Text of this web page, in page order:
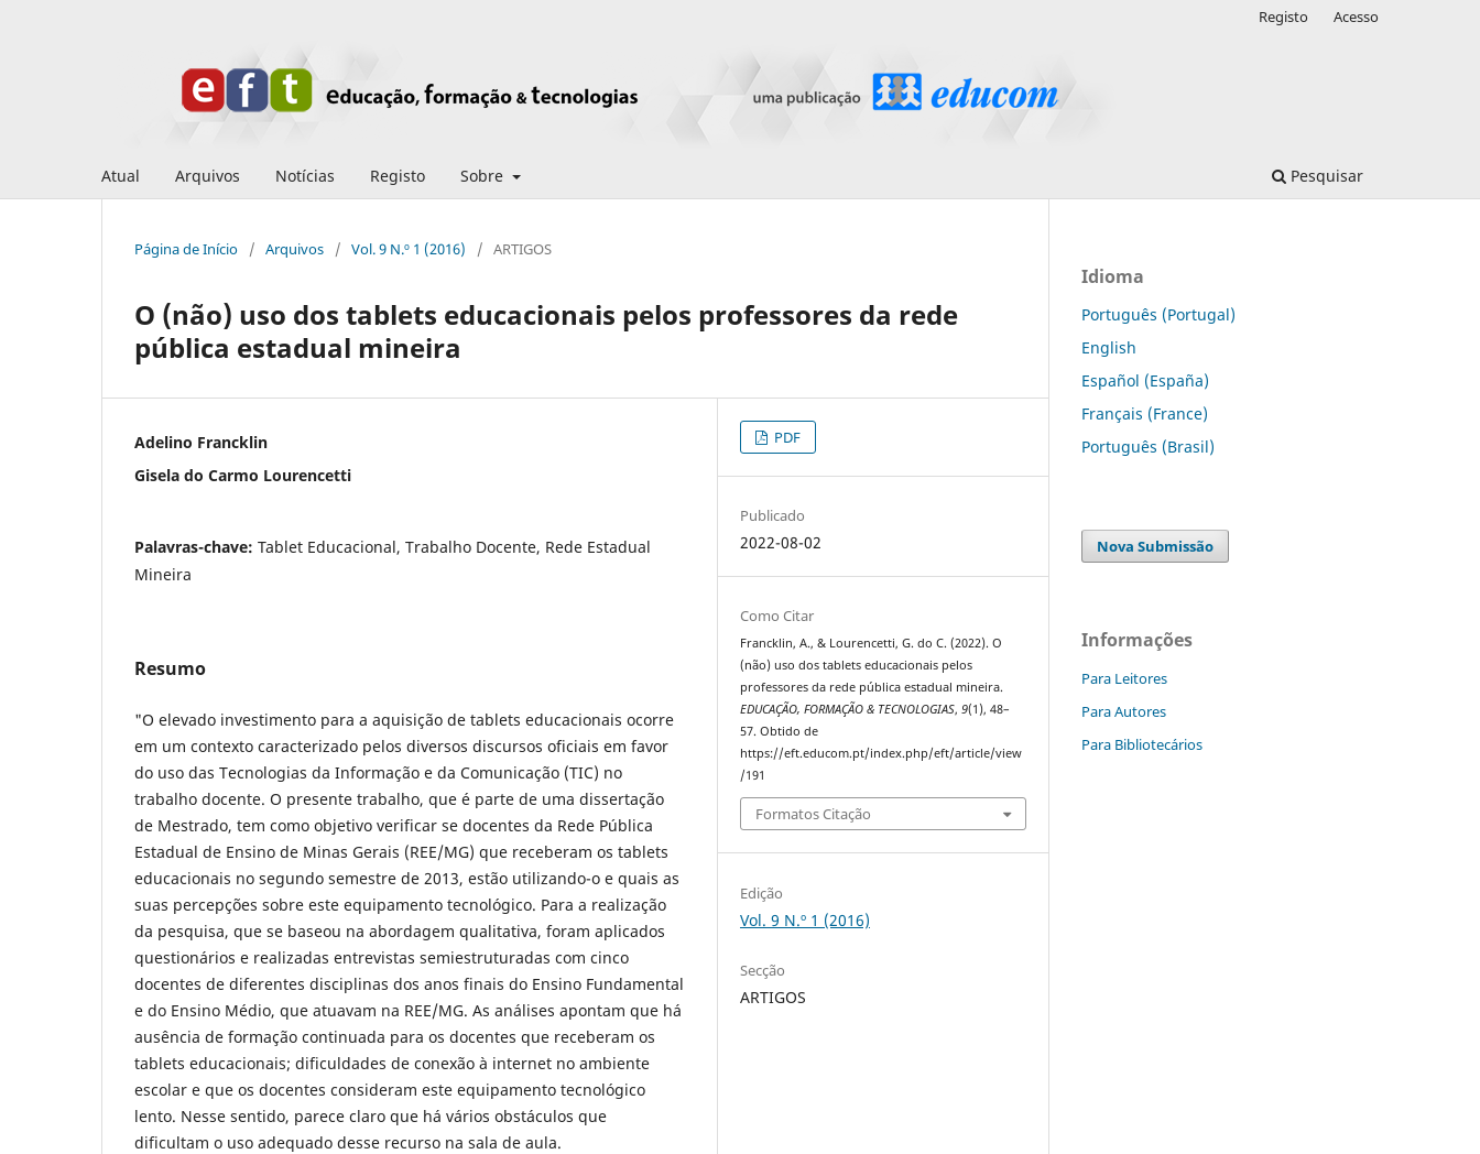
Atual Arquivos Notícias Registo Sobre Pesquisar
Registo Acesso
Página de Início / Arquivos / Vol. 9 N.º 1 (2016) / ARTIGOS
O (não) uso dos tablets educacionais pelos professores da rede
pública estadual mineira
Adelino Francklin
Gisela do Carmo Lourencetti
Palavras-chave: Tablet Educacional, Trabalho Docente, Rede Estadual
Mineira
Resumo
"O elevado investimento para a aquisição de tablets educacionais ocorre
em um contexto caracterizado pelos diversos discursos oficiais em favor
do uso das Tecnologias da Informação e da Comunicação (TIC) no
trabalho docente. O presente trabalho, que é parte de uma dissertação
de Mestrado, tem como objetivo verificar se docentes da Rede Pública
Estadual de Ensino de Minas Gerais (REE/MG) que receberam os tablets
educacionais no segundo semestre de 2013, estão utilizando-o e quais as
suas percepções sobre este equipamento tecnológico. Para a realização
da pesquisa, que se baseou na abordagem qualitativa, foram aplicados
questionários e realizadas entrevistas semiestruturadas com cinco
docentes de diferentes disciplinas dos anos finais do Ensino Fundamental
e do Ensino Médio, que atuavam na REE/MG. As análises apontam que há
ausência de formação continuada para os docentes que receberam os
tablets educacionais; dificuldades de conexão à internet no ambiente
escolar e que os docentes consideram este equipamento tecnológico
lento. Nesse sentido, parece claro que há vários obstáculos que
dificultam o uso adequado desse recurso na sala de aula.
PDF
Publicado
2022-08-02
Como Citar
Francklin, A., & Lourencetti, G. do C. (2022). O
(não) uso dos tablets educacionais pelos
professores da rede pública estadual mineira.
EDUCAÇÃO, FORMAÇÃO & TECNOLOGIAS,9(1), 48–
57. Obtido de
https://eft.educom.pt/index.php/eft/article/view
/191
Formatos Citação
Edição
Vol. 9 N.º 1 (2016)
Secção
ARTIGOS
Idioma
Português (Portugal)
English
Español (España)
Français (France)
Português (Brasil)
Nova Submissão
Informações
Para Leitores
Para Autores
Para Bibliotecários